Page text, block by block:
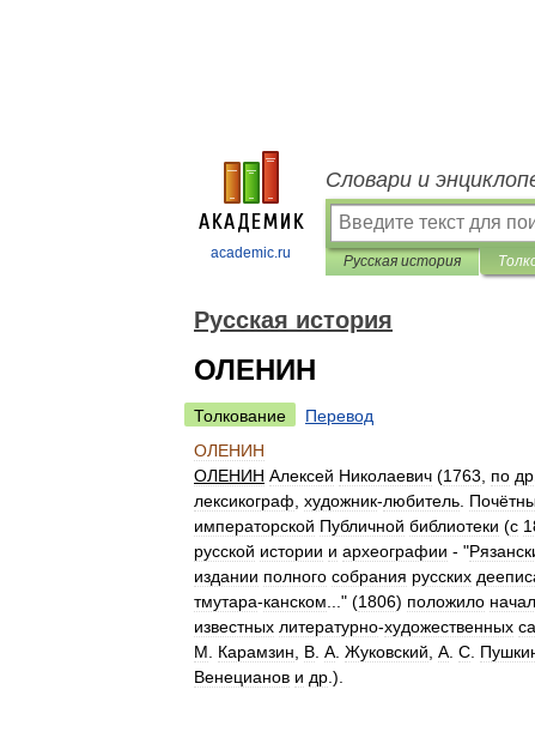
academic.ru
Словари и
Русская история
Русская история
ОЛЕНИН
Толкование
Перевод
ОЛЕНИН
ОЛЕНИН Алексей Николаевич (1763 по др
лексикограф художник-любитель
императорской Публичной библиотеки (с
русской истории и археографии - "
издании полного собрания русских
тмутара-канском ..." (1806) положило
известных литературно-художественных
М
Карамзин В А Жуковский А С
Венецианов и др .).